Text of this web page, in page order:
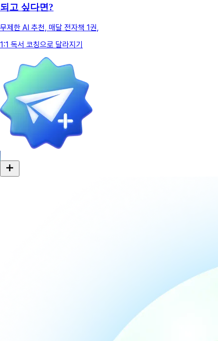
되고 싶다면?
무제한 AI 추천, 매달 전자책 1권,
1:1 독서 코칭으로 달라지기